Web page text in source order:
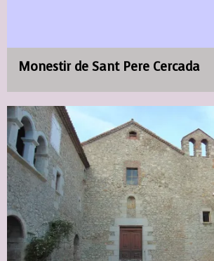
Monestir de Sant Pere Cercada